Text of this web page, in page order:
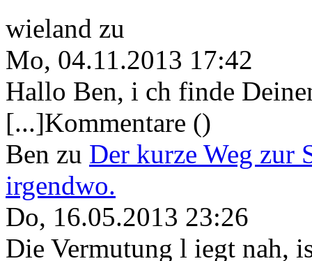
wieland zu
Mo, 04.11.2013 17:42
Hallo Ben, i ch finde
[...]Kommentare ()
Ben zu Der kurze Weg zur
irgendwo.
Do, 16.05.2013 23:26
Die Vermutung l iegt nah,